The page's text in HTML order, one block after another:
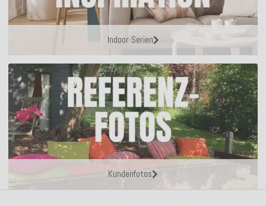
Indoor Serien
Kundenfotos